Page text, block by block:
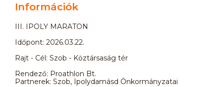
Információk
III. IPOLY MARATON
Időpont: 2026.03.22.
Rajt - Cél: Szob - Köztársaság tér
Rendező: Proathlon Bt.
Partnerek: Szob, Ipolydamásd Önkormányzatai